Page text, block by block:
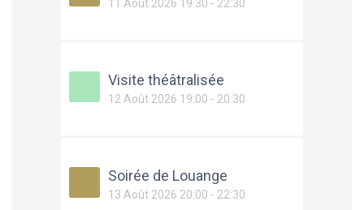
11 Août 2026 19:30 - 22:30
Visite théâtralisée
12 Août 2026 19:00 - 20:30
Soirée de Louange
13 Août 2026 20:00 - 22:30